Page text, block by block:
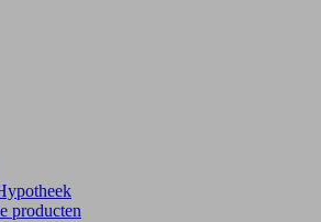
producten